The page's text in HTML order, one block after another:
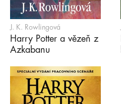
J. K. Rowlingová
Harry Potter a vězeň z
Azkabanu